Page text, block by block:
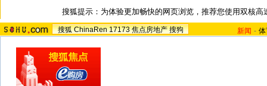
搜狐提示：为体验更加畅快的网页浏览，推荐您使用双核高
搜狐 ChinaRen 17173 焦点房地产 搜狗 新闻 -